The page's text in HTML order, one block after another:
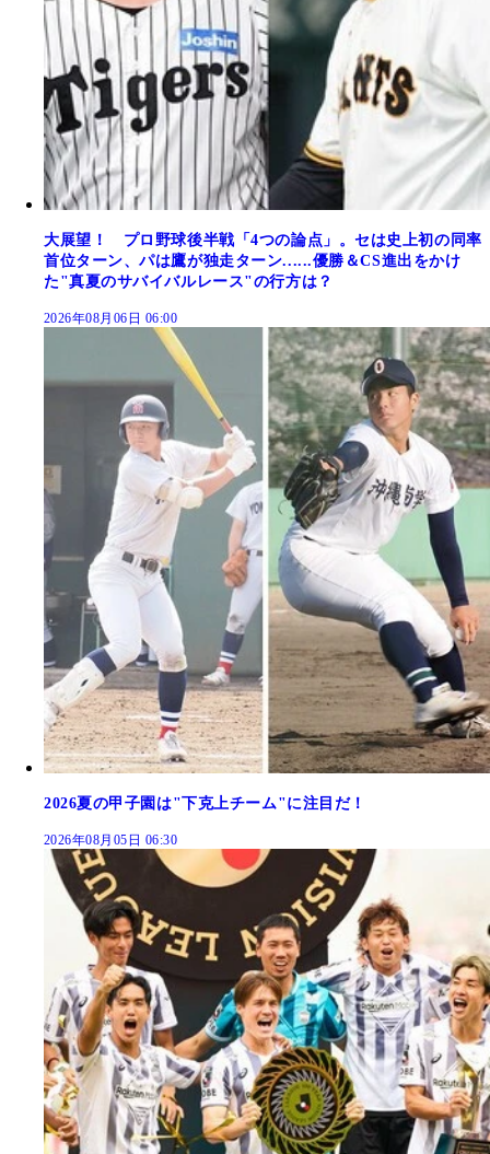
大展望！ プロ野球後半戦「4つの論点」。セは史上初の同率
首位ターン、パは鷹が独走ターン......優勝＆CS進出をかけ
た"真夏のサバイバルレース"の行方は？
2026年08月06日 06:00
2026夏の甲子園は"下克上チーム"に注目だ！
2026年08月05日 06:30